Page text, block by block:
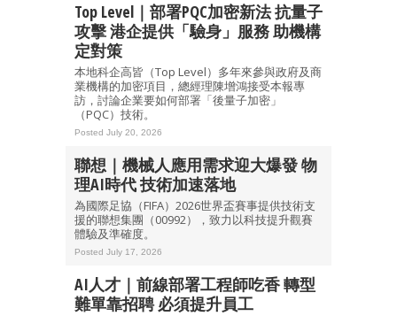
Top Level｜部署PQC加密新法 抗量子
攻擊 港企提供「驗身」服務 助機構
定對策
本地科企高皆（Top Level）多年來參與政府及商
業機構的加密項目，總經理陳增鴻接受本報專
訪，討論企業要如何部署「後量子加密」
（PQC）技術。
Posted July 20, 2026
聯想｜機械人應用需求迎大爆發 物
理AI時代 技術加速落地
為國際足協（FIFA）2026世界盃賽事提供技術支
援的聯想集團（00992），致力以科技提升觀賽
體驗及準確度。
Posted July 17, 2026
AI人才｜前線部署工程師吃香 轉型
難單靠招聘 必須提升員工